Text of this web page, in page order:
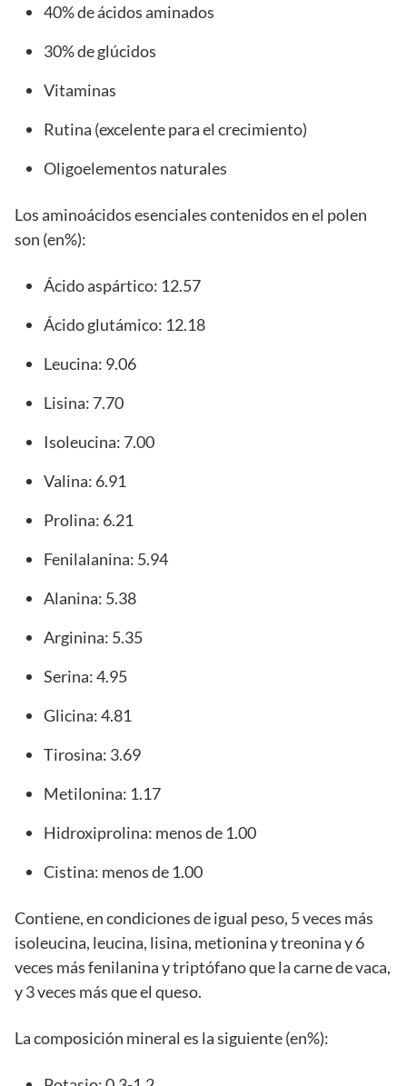
40% de ácidos aminados
30% de glúcidos
Vitaminas
Rutina (excelente para el crecimiento)
Oligoelementos naturales
Los aminoácidos esenciales contenidos en el polen
son (en%):
Ácido aspártico: 12.57
Ácido glutámico: 12.18
Leucina: 9.06
Lisina: 7.70
Isoleucina: 7.00
Valina: 6.91
Prolina: 6.21
Fenilalanina: 5.94
Alanina: 5.38
Arginina: 5.35
Serina: 4.95
Glicina: 4.81
Tirosina: 3.69
Metilonina: 1.17
Hidroxiprolina: menos de 1.00
Cistina: menos de 1.00
Contiene, en condiciones de igual peso, 5 veces más
isoleucina, leucina, lisina, metionina y treonina y 6
veces más fenilanina y triptófano que la carne de vaca,
y 3 veces más que el queso.
La composición mineral es la siguiente (en%):